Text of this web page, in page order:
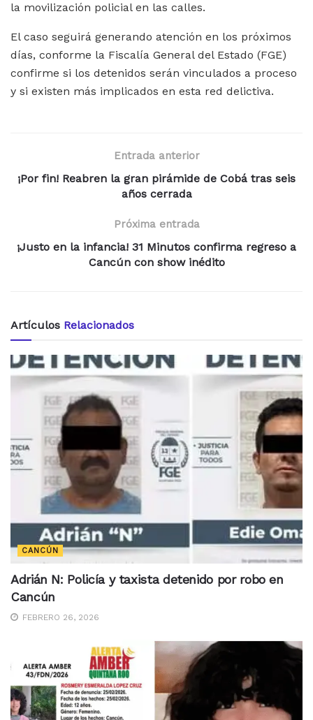
la movilización policial en las calles.
El caso seguirá generando atención en los próximos
días, conforme la Fiscalía General del Estado (FGE)
confirme si los detenidos serán vinculados a proceso
y si existen más implicados en esta red delictiva.
Entrada anterior
¡Por fin! Reabren la gran pirámide de Cobá tras seis
años cerrada
Próxima entrada
¡Justo en la infancia! 31 Minutos confirma regreso a
Cancún con show inédito
Artículos Relacionados
CANCÚN
Adrián N: Policía y taxista detenido por robo en
Cancún
FEBRERO 26, 2026